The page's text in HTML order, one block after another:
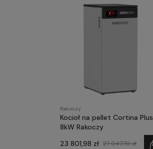
Rakoczy
Kocioł na pellet Cortina Plus
8kW Rakoczy
23 801,98 zł 27 047,70 zł